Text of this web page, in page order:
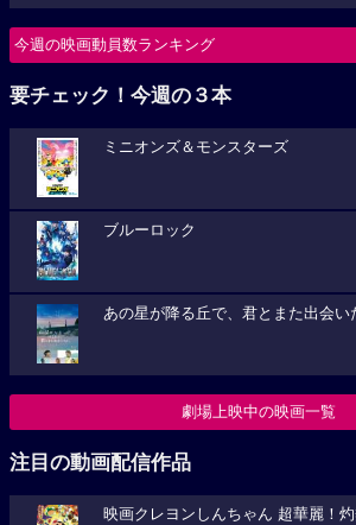
今週の映画動員数ランキング
要チェック！今週の３本
ミニオンズ＆モンスターズ
ブルーロック
あの星が降る丘で、君とまた出会い
劇場上映中の映画一覧
注目の動画配信作品
映画クレヨンしんちゃん 超華麗！